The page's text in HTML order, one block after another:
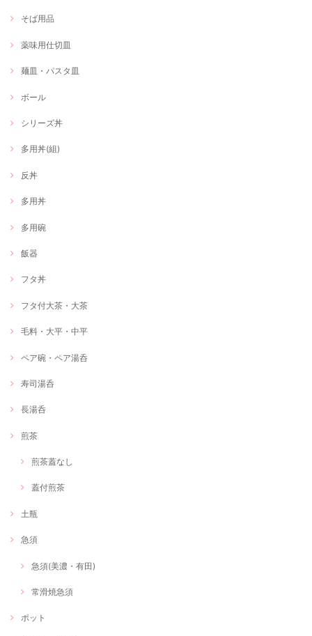
そば用品
薬味用仕切皿
麺皿・パスタ皿
ボール
シリーズ丼
多用丼(組)
反丼
多用丼
多用碗
飯器
フタ丼
フタ付大茶・大茶
毛料・大平・中平
ペア碗・ペア湯呑
寿司湯呑
長湯呑
煎茶
煎茶蓋なし
蓋付煎茶
土瓶
急須
急須(美濃・有田)
常滑焼急須
ポット